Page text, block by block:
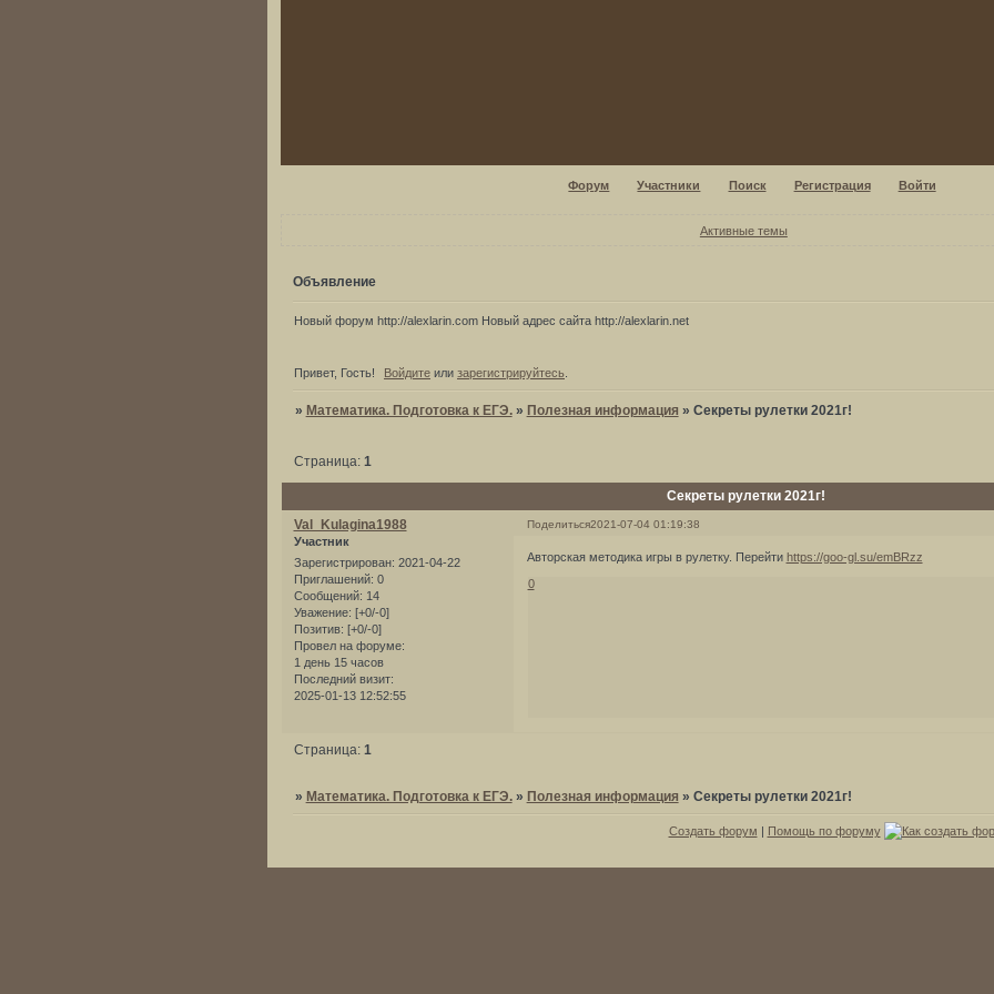
Форум Участники Поиск Регистрация Войти
Активные темы
Объявление
Новый форум http://alexlarin.com Новый адрес сайта http://alexlarin.net
Привет, Гость! Войдите или зарегистрируйтесь
» Математика. Подготовка к ЕГЭ. » Полезная информация » Секреты рулетки 2021г!
Секреты рулетки 2021г!
Страница: 1
Поделиться2021-07-04 01:19:38
Val_Kulagina1988
Участник
Зарегистрирован: 2021-04-22
Приглашений: 0
Сообщений: 14
Уважение: [+0/-0]
Позитив: [+0/-0]
Провел на форуме:
1 день 15 часов
Последний визит:
2025-01-13 12:52:55
Авторская методика игры в рулетку. Перейти https://goo-gl.su/emBRzz
0
Страница: 1
» Математика. Подготовка к ЕГЭ. » Полезная информация » Секреты рулетки 2021г!
Создать форум Помощь по форуму